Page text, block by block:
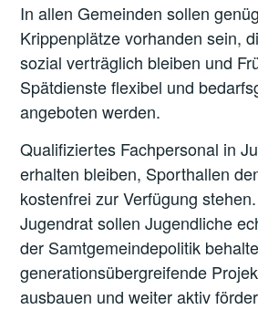
In allen Gemeinden sollen
Krippenplätze vorhanden sein,
sozial verträglich bleiben und
Spätdienste flexibel und
angeboten werden.
Qualifiziertes Fachpersonal in
erhalten bleiben, Sporthallen
kostenfrei zur Verfügung
Jugendrat sollen Jugendliche
der Samtgemeindepolitik
generationsübergreifende
ausbauen und weiter aktiv